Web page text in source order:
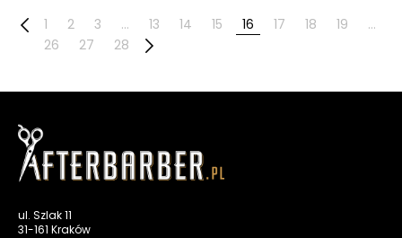
1 2 3 … 13 14 15 16 17 18 19
…
26
27 28
ul. Szlak 11
31-161 Kraków